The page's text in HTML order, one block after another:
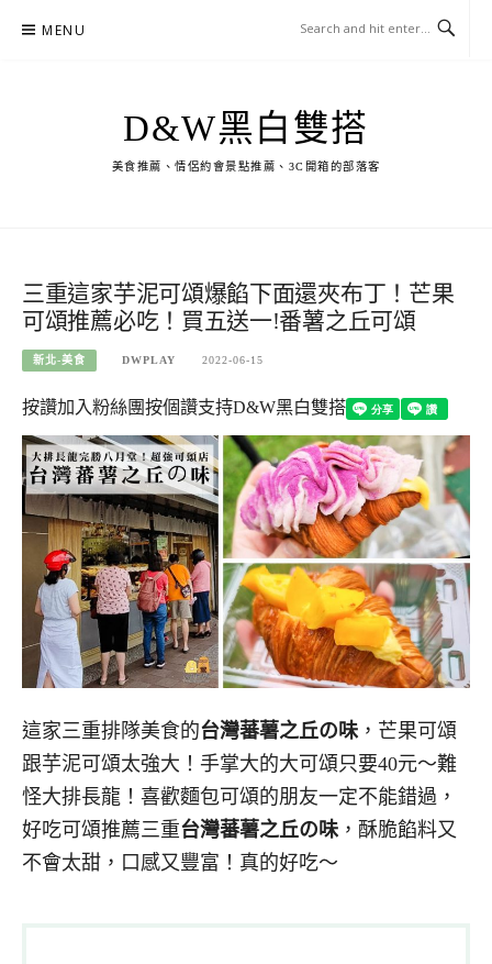
MENU
D&W黑白雙搭
美食推薦、情侶約會景點推薦、3C開箱的部落客
三重這家芋泥可頌爆餡下面還夾布丁！芒果
可頌推薦必吃！買五送一!番薯之丘可頌
新北-美食 DWPLAY 2022-06-15
按讚加入粉絲團按個讚支持D&W黑白雙搭
這家三重排隊美食的台灣蕃薯之丘の味 ，芒果可頌
跟芋泥可頌太強大！手掌大的大可頌只要40元～難
怪大排長龍！喜歡麵包可頌的朋友一定不能錯過，
好吃可頌推薦三重台灣蕃薯之丘の味 ，酥脆餡料又
不會太甜，口感又豐富！真的好吃～